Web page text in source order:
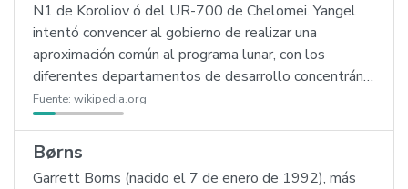
N1 de Koroliov ó del UR-700 de Chelomei. Yangel
intentó convencer al gobierno de realizar una
aproximación común al programa lunar, con los
diferentes departamentos de desarrollo concentrán…
Fuente: wikipedia.org
Børns
Garrett Borns (nacido el 7 de enero de 1992), más